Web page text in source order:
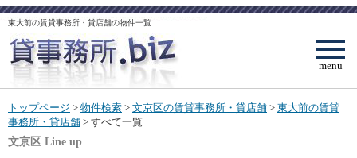
東大前の賃貸事務所・貸店舗の物件一覧
menu
トップページ > 物件検索 > 文京区の賃貸事務所・貸店舗 > 東大前の賃貸
事務所・貸店舗 > すべて一覧
文京区 Line up